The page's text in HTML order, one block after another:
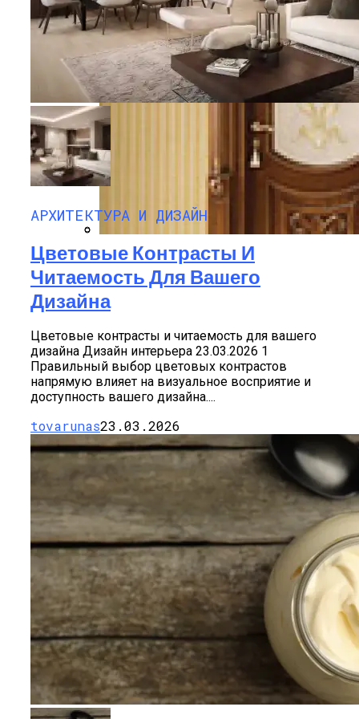
На Зубок. Главный Стоматолог РФ
Назвал Продукт, Которым Заканчивать
Ужин
Межкомнатные Деревянные Двери
АРХИТЕКТУРА И ДИЗАЙН
Цветовые Контрасты И
Читаемость Для Вашего
Дизайна
Цветовые контрасты и читаемость для вашего
дизайна Дизайн интерьера 23.03.2026 1
Правильный выбор цветовых контрастов
напрямую влияет на визуальное восприятие и
доступность вашего дизайна....
tovarunas23.03.2026